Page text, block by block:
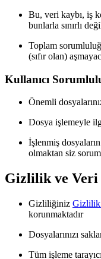
Bu, veri kaybı, iş
bunlarla sınırlı
Toplam
(sıfır olan)
Kullanıcı
Önemli
Dosya işlemeyle
İşlenmiş dosyaların
olmaktan siz
Gizlilik ve Veri
Gizliliğiniz Gizlilik
korunmaktadır
Dosyalarınızı
Tüm işleme